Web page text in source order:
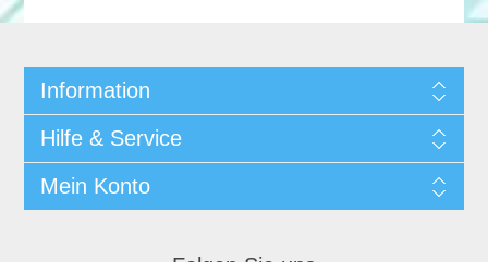
Information
Hilfe & Service
Mein Konto